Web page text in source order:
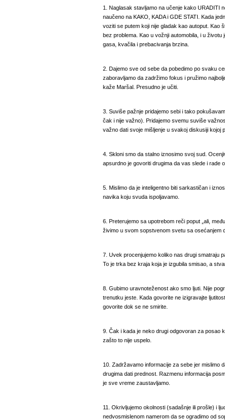
1. Naglasak stavljamo na učenje kako URADITI
naučeno na KAKO, KADA i GDE STATI. Kada
voziti se putem koji nije gladak kao autoput. Kao
bez problema. Kao u vožnji automobila, i u
gasa, kvačila i prebacivanja brzina.
2. Dajemo sve od sebe da pobedimo po svaku
zaboravljamo da zadržimo fokus i pružimo
kaže Maršal. Presudno je učiti.
3. Suviše pažnje pridajemo sebi i tako
čak i nije važno). Pridajemo svemu suviše
važno dati svoje mišljenje u svakoj diskusiji kojoj
4. Skloni smo da stalno iznosimo svoj sud.
apsurdno je govoriti drugima da vas slede i rade
5. Mislimo da je inteligentno biti sarkastičan i
navika koju svuda ispoljavamo.
6. Preterujemo sa upotrebom reči poput „ali,
živimo u svom sopstvenom svetu sa osećanjem
7. Uvek procenjujemo koliko nas drugi smatraju
To je trka bez kraja koja je izgubila smisao, a
8. Gubimo uravnoteženost ako smo ljuti. Nije
trenutku jeste. Kada govorite ne izigravajte
govorite dok se ne smirite.
9. Čak i kada je neko drugi odgovoran za posao
zašto to nije uspelo.
10. Zadržavamo informacije za sebe jer mislimo
drugima dati prednost. Razmenu informacija
je sve vreme zaustavljamo.
11. Okrivljujemo okolnosti (sadašnje ili prošle) i
nedvosmislenom namerom da se ogradimo od